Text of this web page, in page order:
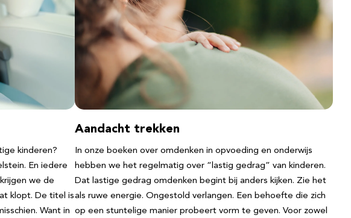
kinderen?
En iedere
we de
klopt. De titel is
Want in
Aandacht trekken
In onze boeken over omdenken in opvoeding en onderwijs
hebben we het regelmatig over “lastig gedrag” van kinderen.
Dat lastige gedrag omdenken begint bij anders kijken. Zie het
als ruwe energie. Ongestold verlangen. Een behoefte die zich
op een stuntelige manier probeert vorm te geven. Voor zowel